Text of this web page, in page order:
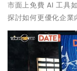
市面上免費 AI 工具
探討如何更優化企業